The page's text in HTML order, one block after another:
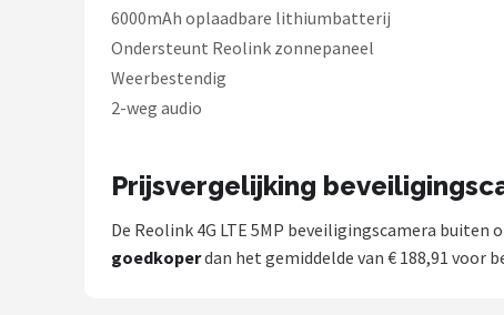
6000mAh oplaadbare lithiumbatterij
Ondersteunt Reolink zonnepaneel
Weerbestendig
2-weg audio
Prijsvergelijking
De Reolink 4G LTE 5MP beveiligingscamera
goedkoperdan het gemiddelde van € 188,91 voor